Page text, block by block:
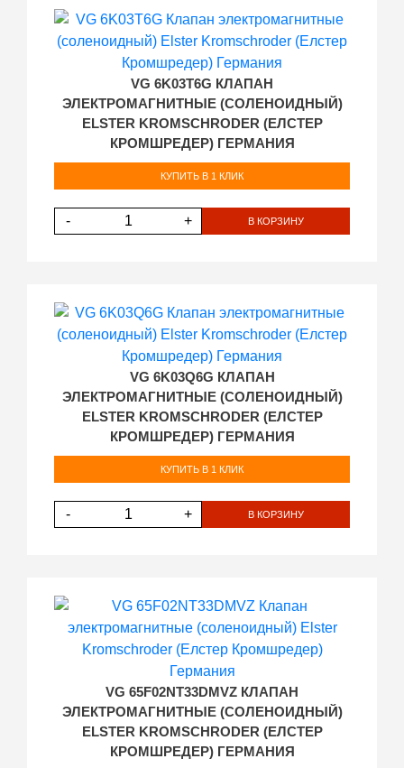
VG 6K03T6G КЛАПАН
ЭЛЕКТРОМАГНИТНЫЕ (СОЛЕНОИДНЫЙ)
ELSTER KROMSCHRODER (ЕЛСТЕР
КРОМШРЕДЕР) ГЕРМАНИЯ
КУПИТЬ В 1 КЛИК
- + В КОРЗИНУ
VG 6K03Q6G КЛАПАН
ЭЛЕКТРОМАГНИТНЫЕ (СОЛЕНОИДНЫЙ)
ELSTER KROMSCHRODER (ЕЛСТЕР
КРОМШРЕДЕР) ГЕРМАНИЯ
КУПИТЬ В 1 КЛИК
- + В КОРЗИНУ
VG 65F02NT33DMVZ КЛАПАН
ЭЛЕКТРОМАГНИТНЫЕ (СОЛЕНОИДНЫЙ)
ELSTER KROMSCHRODER (ЕЛСТЕР
КРОМШРЕДЕР) ГЕРМАНИЯ